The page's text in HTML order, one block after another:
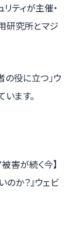
ティが主催・
研究所とマジ
の役に立つ」ウ
ます。
害が続く今】
か？』ウェビ